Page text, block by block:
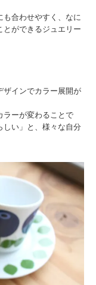
も合わせやすく、なに
とができるジュエリー
ザインでカラー展開が
ラーが変わることで
しい」と、様々な自分